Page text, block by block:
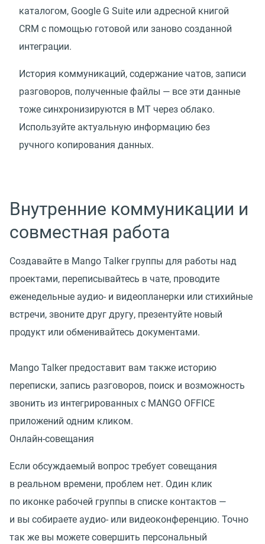
каталогом, Google G Suite или адресной книгой
CRM с помощью готовой или заново созданной
интеграции.
История коммуникаций, содержание чатов, записи
разговоров, полученные файлы — все эти данные
тоже синхронизируются в МТ через облако.
Используйте актуальную информацию без
ручного копирования данных.
Внутренние коммуникации и
совместная работа
Создавайте в Mango Talker группы для работы над
проектами, переписывайтесь в чате, проводите
еженедельные аудио- и видеопланерки или стихийные
встречи, звоните друг другу, презентуйте новый
продукт или обменивайтесь документами.
Mango Talker предоставит вам также историю
переписки, запись разговоров, поиск и возможность
звонить из интегрированных с MANGO OFFICE
приложений одним кликом.
Онлайн-совещания
Если обсуждаемый вопрос требует совещания
в реальном времени, проблем нет. Один клик
по иконке рабочей группы в списке контактов —
и вы собираете аудио- или видеоконференцию. Точно
так же вы можете совершить персональный